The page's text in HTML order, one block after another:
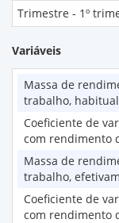
Trimestre - 1º
Variáveis
Massa de
trabalho,
Coeficiente de
com rendimento
Massa de
trabalho,
Coeficiente de
com rendimento